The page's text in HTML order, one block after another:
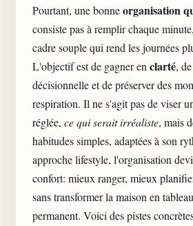
Pourtant, une bonneorganisation
consiste pas à remplir chaque
cadre souple qui rend les journées
L'objectif est de gagner en clarté,
décisionnelle et de préserver des
respiration. Il ne s'agit pas de viser
réglée, ce qui serait irréaliste, mais
habitudes simples, adaptées à son
approche lifestyle, l'organisation
confort: mieux ranger, mieux
sans transformer la maison en
permanent. Voici des pistes